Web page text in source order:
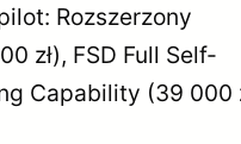
Rozszerzony
zł), FSD Full Self-
Capability (39 000